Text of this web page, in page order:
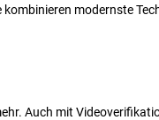
modernste
Auch mit